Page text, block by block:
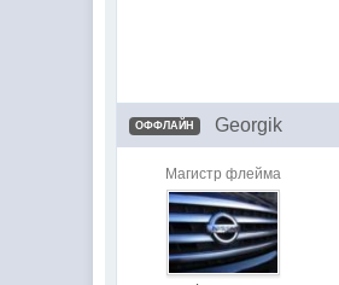
ОФФЛАЙН Georgik
Магистр флейма